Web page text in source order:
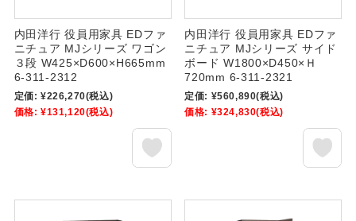
内田洋行 役員用家具 EDファ
ニチュア MJシリーズ ワゴン
３段 W425×D600×H665mm
6-311-2312
定価: ¥226,270(税込)
価格: ¥131,120(税込)
内田洋行 役員用家具 EDファ
ニチュア MJシリーズ サイド
ボード W1800×D450×Ｈ
720mm 6-311-2321
定価: ¥560,890(税込)
価格: ¥324,830(税込)